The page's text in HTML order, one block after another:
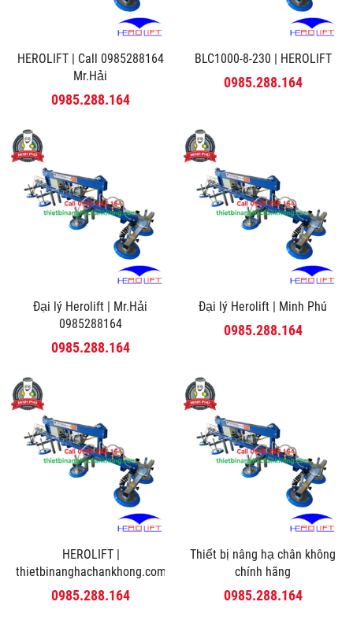
HEROLIFT | Call 0985288164
Mr.Hải
0985.288.164
BLC1000-8-230 | HEROLIFT
0985.288.164
Đại lý Herolift | Mr.Hải
0985288164
0985.288.164
Đại lý Herolift | Minh Phú
0985.288.164
HEROLIFT |
thietbinanghachankhong.com
0985.288.164
Thiết bị nâng hạ chân không
chính hãng
0985.288.164